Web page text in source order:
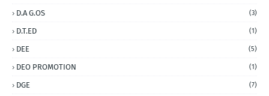
D.A G.OS (3)
D.T.ED (1)
DEE (5)
DEO PROMOTION (1)
DGE (7)